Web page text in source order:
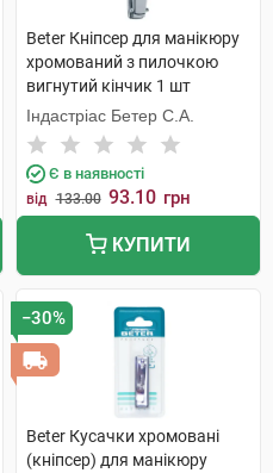
Beter Кніпсер для манікюру
хромований з пилочкою
вигнутий кінчик 1 шт
Індастріас Бетер С.А.
Є в наявності
від 133.00 93.10 грн
КУПИТИ
−30%
Beter Кусачки хромовані
(кніпсер) для манікюру